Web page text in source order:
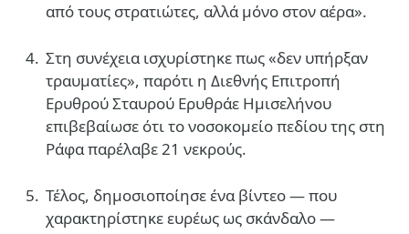
από τους στρατιώτες, αλλά μόνο στον αέρα».
Στη συνέχεια ισχυρίστηκε πως «δεν υπήρξαν
τραυματίες», παρότι η Διεθνής Επιτροπή
Ερυθρού Σταυρού Ερυθράε Ημισελήνου
επιβεβαίωσε ότι το νοσοκομείο πεδίου της στη
Ράφα παρέλαβε 21 νεκρούς.
Τέλος, δημοσιοποίησε ένα βίντεο — που
χαρακτηρίστηκε ευρέως ως σκάνδαλο —